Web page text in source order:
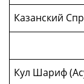
Казанский
Кул Шариф